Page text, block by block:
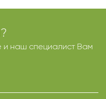
и наш специалист Вам